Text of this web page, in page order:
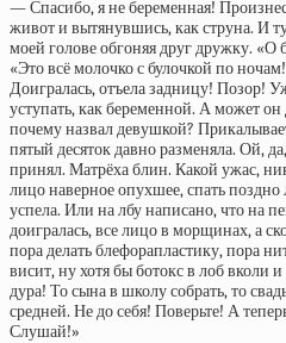
— Спасибо, я не беременная!
живот и вытянувшись, как струна. И
моей голове обгоняя друг дружку.
«Это всё молочко с булочкой по
Доигралась, отъела задницу! Позор!
уступать, как беременной. А может он
почему назвал девушкой?
пятый десяток давно разменяла. Ой,
принял. Матрёха блин. Какой ужас,
лицо наверное опухшее, спать поздно
успела. Или на лбу написано, что на
доигралась, все лицо в морщинах, а
пора делать блефорапластику, пора
висит, ну хотя бы ботокс в лоб вколи
дура! То сына в школу собрать, то
средней. Не до себя! Поверьте! А
Слушай!»